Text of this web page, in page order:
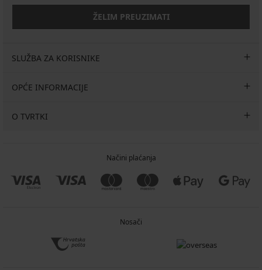
ŽELIM PREUZIMATI
SLUŽBA ZA KORISNIKE
OPĆE INFORMACIJE
O TVRTKI
Načini plaćanja
Nosači